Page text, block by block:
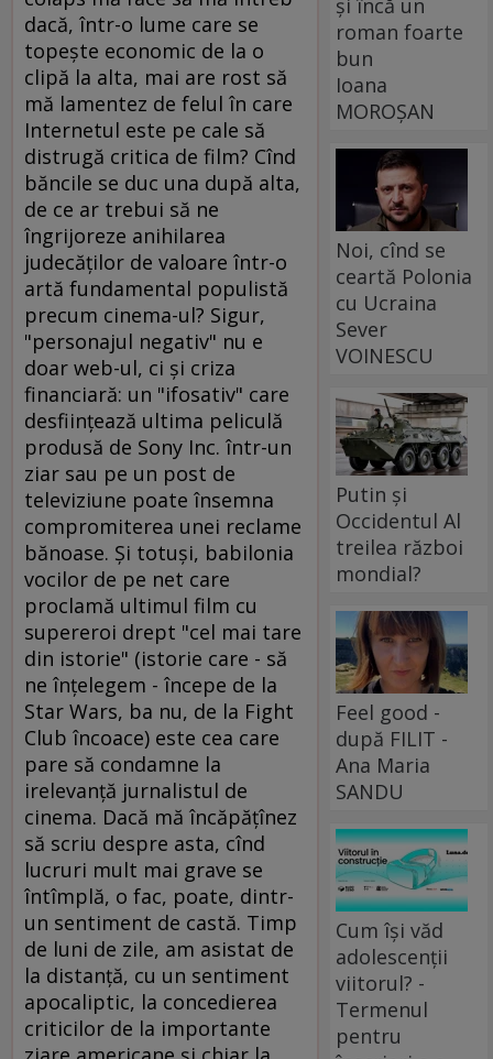
dacă, într-o lume care se
topeşte economic de la o
clipă la alta, mai are rost să
mă lamentez de felul în care
Internetul este pe cale să
distrugă critica de film? Cînd
băncile se duc una după alta,
de ce ar trebui să ne
îngrijoreze anihilarea
judecăţilor de valoare într-o
artă fundamental populistă
precum cinema-ul? Sigur,
"personajul negativ" nu e
doar web-ul, ci şi criza
financiară: un "ifosativ" care
desfiinţează ultima peliculă
produsă de Sony Inc. într-un
ziar sau pe un post de
televiziune poate însemna
compromiterea unei reclame
bănoase. Şi totuşi, babilonia
vocilor de pe net care
proclamă ultimul film cu
supereroi drept "cel mai tare
din istorie" (istorie care - să
ne înţelegem - începe de la
Star Wars, ba nu, de la Fight
Club încoace) este cea care
pare să condamne la
irelevanţă jurnalistul de
cinema. Dacă mă încăpăţînez
să scriu despre asta, cînd
lucruri mult mai grave se
întîmplă, o fac, poate, dintr-
un sentiment de castă. Timp
de luni de zile, am asistat de
la distanţă, cu un sentiment
apocaliptic, la concedierea
criticilor de la importante
și încă un
roman foarte
bun
Ioana
MOROȘAN
Noi, cînd se
ceartă Polonia
cu Ucraina
Sever
VOINESCU
Putin și
Occidentul Al
treilea război
mondial?
Feel good -
după FILIT -
Ana Maria
SANDU
Cum își văd
adolescenții
viitorul? -
Termenul
pentru